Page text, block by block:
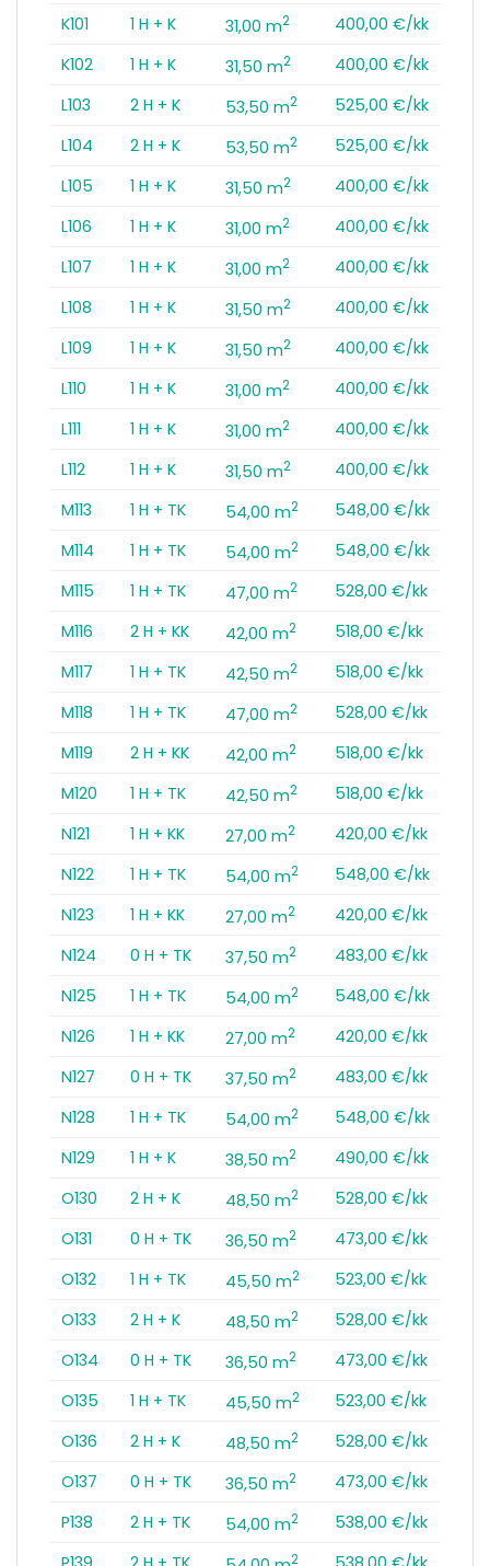
K101
1 H + K 31,00 m2
400,00 €/kk
K102
1 H + K 31,50 m2
400,00 €/kk
L103
2 H + K 53,50 m2
525,00 €/kk
L104
2 H + K 53,50 m2
525,00 €/kk
L105
1 H + K 31,50 m2
400,00 €/kk
L106
1 H + K 31,00 m2
400,00 €/kk
L107
1 H + K 31,00 m2
400,00 €/kk
L108
1 H + K 31,50 m2
400,00 €/kk
L109
1 H + K 31,50 m2
400,00 €/kk
L110
1 H + K 31,00 m2
400,00 €/kk
L111
1 H + K 31,00 m2
400,00 €/kk
L112
1 H + K 31,50 m2
400,00 €/kk
M113
1 H + TK 54,00 m2
548,00 €/kk
M114
1 H + TK 54,00 m2
548,00 €/kk
M115
1 H + TK 47,00 m2
528,00 €/kk
M116
2 H + KK 42,00 m2
518,00 €/kk
M117
1 H + TK 42,50 m2
518,00 €/kk
M118
1 H + TK 47,00 m2
528,00 €/kk
M119
2 H + KK 42,00 m2
518,00 €/kk
M120
1 H + TK 42,50 m2
518,00 €/kk
N121
1 H + KK 27,00 m2
420,00 €/kk
N122
1 H + TK 54,00 m2
548,00 €/kk
N123
1 H + KK 27,00 m2
420,00 €/kk
N124
0 H + TK 37,50 m2
483,00 €/kk
N125
1 H + TK 54,00 m2
548,00 €/kk
N126
1 H + KK 27,00 m2
420,00 €/kk
N127
0 H + TK 37,50 m2
483,00 €/kk
N128
1 H + TK 54,00 m2
548,00 €/kk
N129
1 H + K 38,50 m2
490,00 €/kk
O130
2 H + K 48,50 m2
528,00 €/kk
O131
0 H + TK 36,50 m2
473,00 €/kk
O132
1 H + TK 45,50 m2
523,00 €/kk
O133
2 H + K 48,50 m2
528,00 €/kk
O134
0 H + TK 36,50 m2
473,00 €/kk
O135
1 H + TK 45,50 m2
523,00 €/kk
O136
2 H + K 48,50 m2
528,00 €/kk
O137
0 H + TK 36,50 m2
473,00 €/kk
P138
2 H + TK 54,00 m2
538,00 €/kk
2